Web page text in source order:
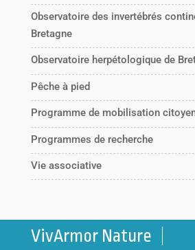
Observatoire des invertébrés
Bretagne
Observatoire herpétologique de
Pêche à pied
Programme de mobilisation
Programmes de recherche
Vie associative
VivArmor Nature